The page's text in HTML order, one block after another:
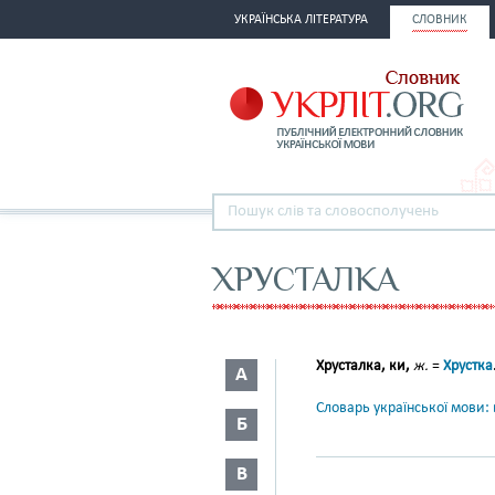
УКРАЇНСЬКА ЛІТЕРАТУРА СЛОВНИК
ХРУСТАЛКА
А
Б
В
Хрусталка, ки, ж. = Хрустка
Словарь української